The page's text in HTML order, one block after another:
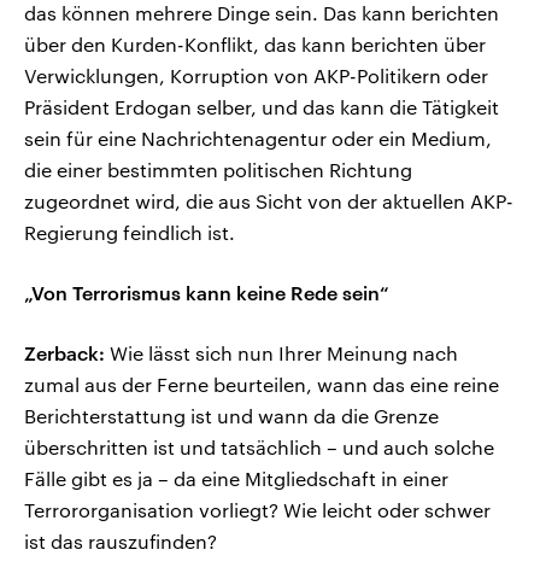
das können mehrere Dinge sein. Das kann berichten
über den Kurden-Konflikt, das kann berichten über
Verwicklungen, Korruption von AKP-Politikern oder
Präsident Erdogan selber, und das kann die Tätigkeit
sein für eine Nachrichtenagentur oder ein Medium,
die einer bestimmten politischen Richtung
zugeordnet wird, die aus Sicht von der aktuellen AKP-
Regierung feindlich ist.
„Von Terrorismus kann keine Rede sein“
Zerback: Wie lässt sich nun Ihrer Meinung nach
zumal aus der Ferne beurteilen, wann das eine reine
Berichterstattung ist und wann da die Grenze
überschritten ist und tatsächlich – und auch solche
Fälle gibt es ja – da eine Mitgliedschaft in einer
Terrororganisation vorliegt? Wie leicht oder schwer
ist das rauszufinden?